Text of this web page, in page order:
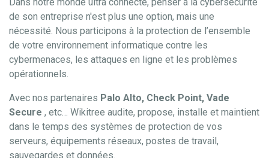
de son entreprise n'est plus une option, mais une
nécessité. Nous participons à la protection de l’ensemble
de votre environnement informatique contre les
cybermenaces, les attaques en ligne et les problèmes
opérationnels.
Avec nos partenaires Palo Alto, Check Point, Vade
Secure , etc… Wikitree audite, propose, installe et maintient
dans le temps des systèmes de protection de vos
serveurs, équipements réseaux, postes de travail,
sauvegardes et données.